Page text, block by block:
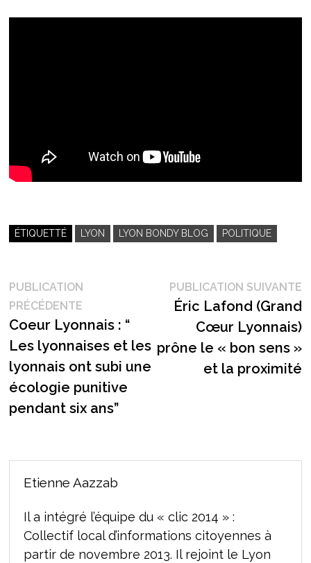
ÉTIQUETTÉ LYON LYON BONDY BLOG POLITIQUE
Navigation
de
l’article
PUBLICATION
PRÉCÉDENTEPublication
précédente :
Coeur Lyonnais : “
Les lyonnaises et les
lyonnais ont subi une
écologie punitive
pendant six ans”
PUBLICATION SUIVANTE
Éric Lafond (Grand
Cœur Lyonnais)
prône le « bon sens »
et la proximité
Etienne Aazzab
Il a intégré l’équipe du « clic 2014 » :
Collectif local d’informations citoyennes à
partir de novembre 2013. Il rejoint le Lyon